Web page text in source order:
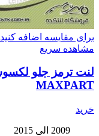
برای مقایسه اضافه کنید
مشاهده سریع
MAXPART
خرید
2009 الی 2015